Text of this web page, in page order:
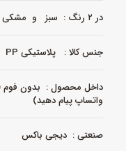
در ۲ رنگ : سبز و مشکی
جنس کالا : پلاستیکی PP پلی پروپیلین
واتساپ پیام دهید)
صنعتی : دیجی باکس